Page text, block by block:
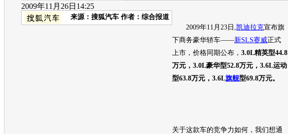
2009年11月26日14:25
来源： 搜狐汽车 作者：综合报道
2009年11月23日, 凯迪拉克宣布旗
下商务豪华轿车——新SLS赛威正式
上市，价格同期公布， 3.0L精英型44.8
万元，3.0L豪华型52.8万元，3.6L运动
型63.8万元，3.6L旗舰型69.8万元。
关于这款车的竞争力如何，我们想通